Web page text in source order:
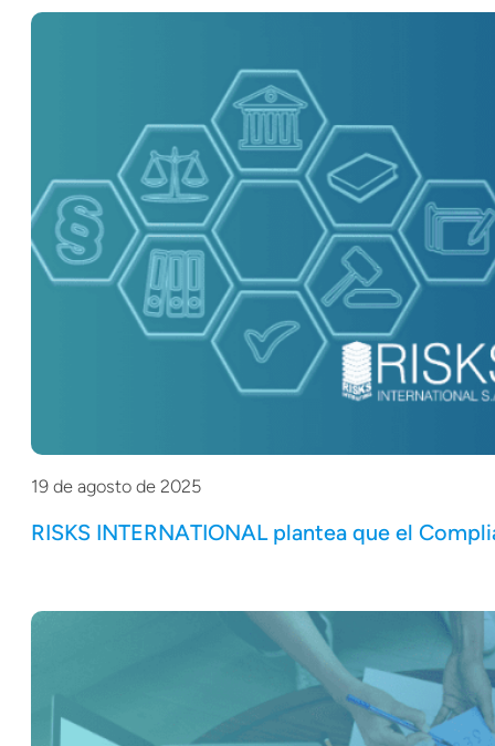
19 de agosto de 2025
RISKS INTERNATIONAL plantea que el